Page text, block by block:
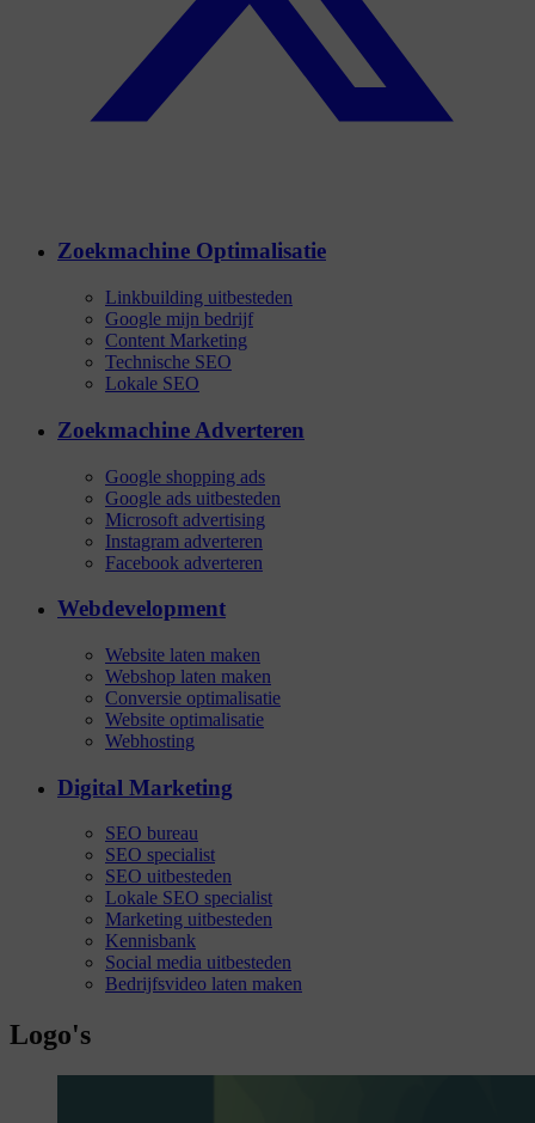
Zoekmachine Optimalisatie
Linkbuilding uitbesteden
Google mijn bedrijf
Content Marketing
Technische SEO
Lokale SEO
Zoekmachine Adverteren
Google shopping ads
Google ads uitbesteden
Microsoft advertising
Instagram adverteren
Facebook adverteren
Webdevelopment
Website laten maken
Webshop laten maken
Conversie optimalisatie
Website optimalisatie
Webhosting
Digital Marketing
SEO bureau
SEO specialist
SEO uitbesteden
Lokale SEO specialist
Marketing uitbesteden
Kennisbank
Social media uitbesteden
Bedrijfsvideo laten maken
Logo's